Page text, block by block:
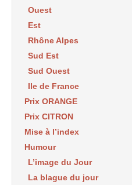
Ouest
Est
Rhône Alpes
Sud Est
Sud Ouest
Ile de France
Prix ORANGE
Prix CITRON
Mise à l’index
Humour
L’image du Jour
La blague du jour